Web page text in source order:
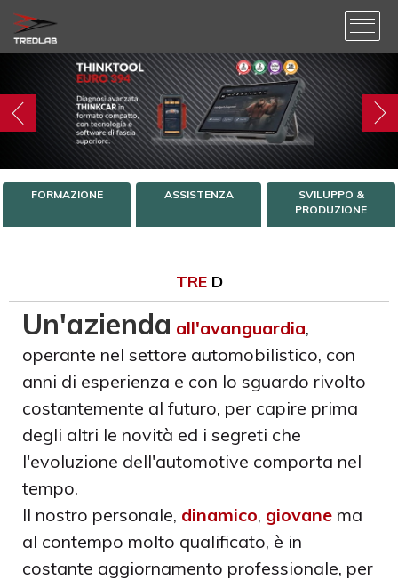
FORMAZIONE ASSISTENZA
SVILUPPO &
PRODUZIONE
TRE D
Un'azienda all'avanguardia,
operante nel settore automobilistico, con
anni di esperienza e con lo sguardo rivolto
costantemente al futuro, per capire prima
degli altri le novità ed i segreti che
l'evoluzione dell'automotive comporta nel
tempo.
Il nostro personale, dinamico, giovane ma
al contempo molto qualificato, è in
costante aggiornamento professionale, per